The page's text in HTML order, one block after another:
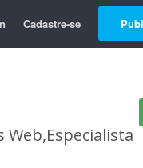
Cadastre-se
Web,Especialista